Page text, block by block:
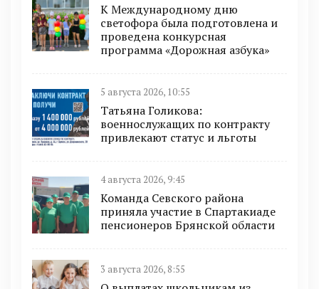
К Международному дню
светофора была подготовлена и
проведена конкурсная
программа «Дорожная азбука»
5 августа 2026, 10:55
Татьяна Голикова:
военнослужащих по контракту
привлекают статус и льготы
4 августа 2026, 9:45
Команда Севского района
приняла участие в Спартакиаде
пенсионеров Брянской области
3 августа 2026, 8:55